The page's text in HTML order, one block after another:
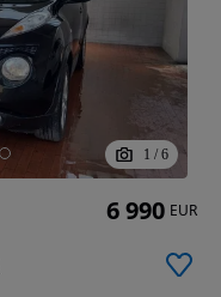
1 / 6
6 990 EUR